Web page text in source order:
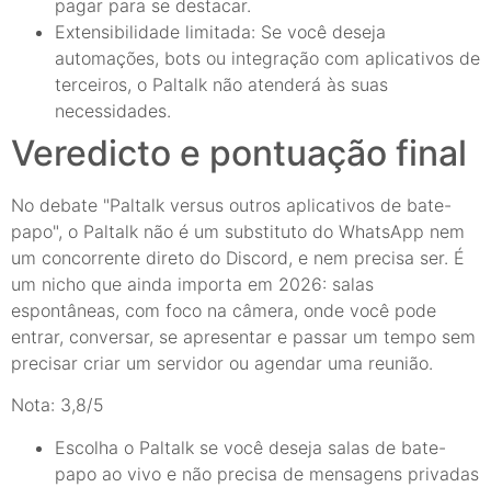
pagar para se destacar.
Extensibilidade limitada: Se você deseja
automações, bots ou integração com aplicativos de
terceiros, o Paltalk não atenderá às suas
necessidades.
Veredicto e pontuação final
No debate "Paltalk versus outros aplicativos de bate-
papo", o Paltalk não é um substituto do WhatsApp nem
um concorrente direto do Discord, e nem precisa ser. É
um nicho que ainda importa em 2026: salas
espontâneas, com foco na câmera, onde você pode
entrar, conversar, se apresentar e passar um tempo sem
precisar criar um servidor ou agendar uma reunião.
Nota: 3,8/5
Escolha o Paltalk se você deseja salas de bate-
papo ao vivo e não precisa de mensagens privadas